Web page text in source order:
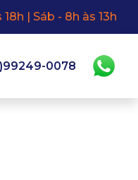
| Sáb - 8h às 13h
0078